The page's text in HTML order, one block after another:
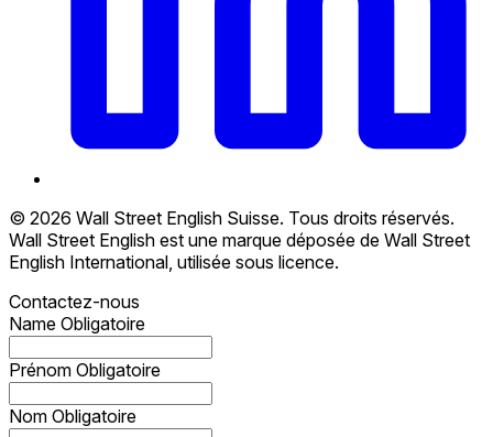
© 2026 Wall Street English Suisse. Tous droits réservés.
Wall Street English est une marque déposée de Wall Street
English International, utilisée sous licence.
Contactez-nous
Name Obligatoire
Prénom Obligatoire
Nom Obligatoire